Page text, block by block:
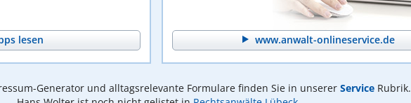
lesen www.anwalt-onlineservice.de
Generator und alltagsrelevante Formulare finden Sie in unserer ServiceRubrik.